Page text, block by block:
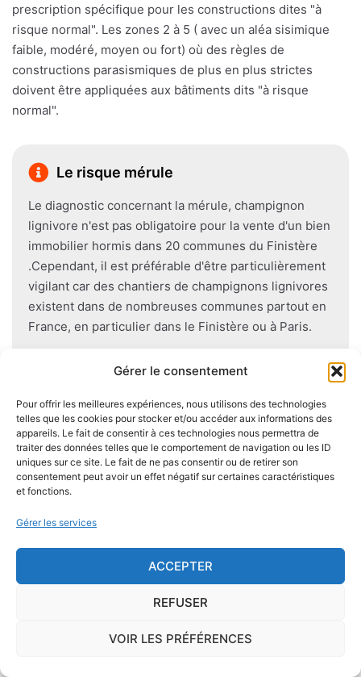
Gérer le consentement
Pour offrir les meilleures expériences, nous utilisons des technologies
telles que les cookies pour stocker et/ou accéder aux informations des
appareils. Le fait de consentir à ces technologies nous permettra de
traiter des données telles que le comportement de navigation ou les ID
uniques sur ce site. Le fait de ne pas consentir ou de retirer son
consentement peut avoir un effet négatif sur certaines caractéristiques
et fonctions.
Gérer les services
ACCEPTER
REFUSER
VOIR LES PRÉFÉRENCES
prescription spécifique pour les constructions dites "à
risque normal". Les zones 2 à 5 ( avec un aléa sisimique
faible, modéré, moyen ou fort) où des règles de
constructions parasismiques de plus en plus strictes
doivent être appliquées aux bâtiments dits "à risque
normal".
Le risque mérule
Le diagnostic concernant la mérule, champignon
lignivore n'est pas obligatoire pour la vente d'un bien
immobilier hormis dans 20 communes du Finistère
.Cependant, il est préférable d'être particulièrement
vigilant car des chantiers de champignons lignivores
existent dans de nombreuses communes partout en
France, en particulier dans le Finistère ou à Paris.
Pour éviter l'apparition et la prolifération de mérule
dans un logement contenant du bois, des règles sont
à respecter lors de la construction de celui-ci.
Utiliser des bois secs, éviter autant que possible le
contact direct entre le bois et le sol, s'assurer de
l'étanchéité des façades et toitures ou encore
prévoir des aérations en sous-sol limitent les risques
Je demande le descriptif des
risques pour ma ville